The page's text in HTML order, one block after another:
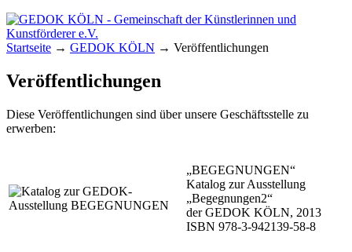
GEDOK KÖLN
Gemeinschaft der Künstlerinnen und
Kunstförderer e.V.
Startseite → GEDOK KÖLN → Veröffentlichungen
Veröffentlichungen
Diese Veröffentlichungen sind über unsere Geschäftsstelle zu
erwerben:
„BEGEGNUNGEN“
Katalog zur Ausstellung
„Begegnungen2“
der GEDOK KÖLN, 2013
ISBN 978-3-942139-58-8